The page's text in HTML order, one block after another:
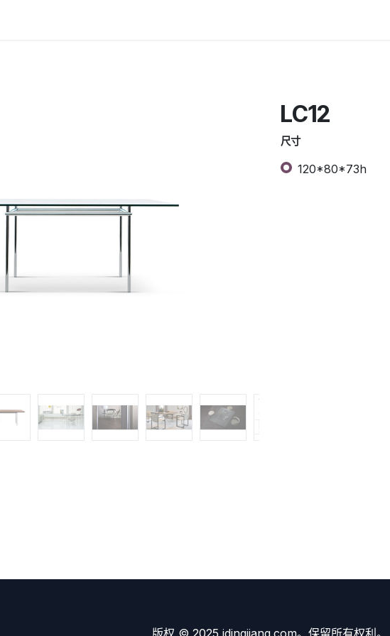
LC12
尺寸
120*80*73h
版权 © 2025 idingjiang.com。保留所有权利。